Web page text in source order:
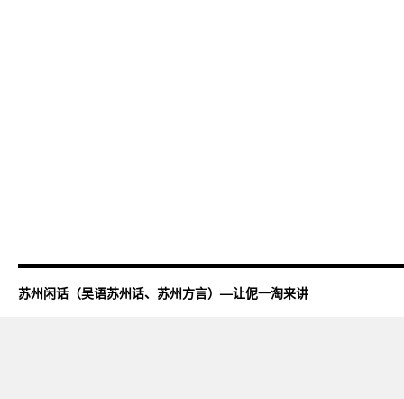
苏州闲话（吴语苏州话、苏州方言）—让伲一淘来讲